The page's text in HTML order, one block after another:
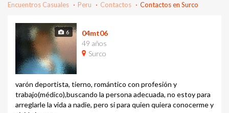
Encuentros Casuales Peru Contactos Contactos en Surco
6
04mt06
49 años
Surco
varón deportista, tierno, romántico con profesión y
trabajo(médico),buscando la persona adecuada, no estoy para
arreglarle la vida a nadie, pero si para quien quiera conocerme y